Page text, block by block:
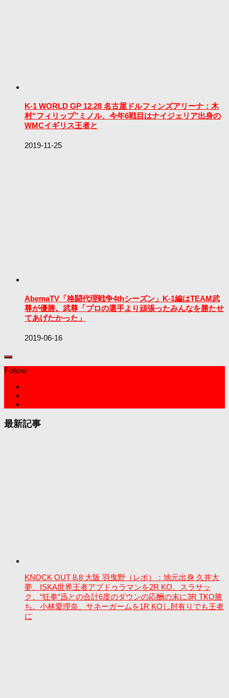
K-1 WORLD GP 12.28 名古屋ドルフィンズアリーナ：木
村“フィリップ”ミノル、今年6戦目はナイジェリア出身の
WMCイギリス王者と
2019-11-25
AbemaTV「格闘代理戦争4thシーズン」K-1編はTEAM武
尊が優勝。武尊「プロの選手より頑張ったみんなを勝たせ
てあげたかった」
2019-06-16
Follow:
最新記事
KNOCK OUT 8.8 大阪 羽曳野（レポ）：地元出身 久井大
夢、ISKA世界王者アブドゥラマンを2R KO。スラサッ
ク、“狂拳”迅との合計6度のダウンの応酬の末に3R TKO勝
ち。小林愛理奈、サネーガームを1R KOし肘有りでも王者
に